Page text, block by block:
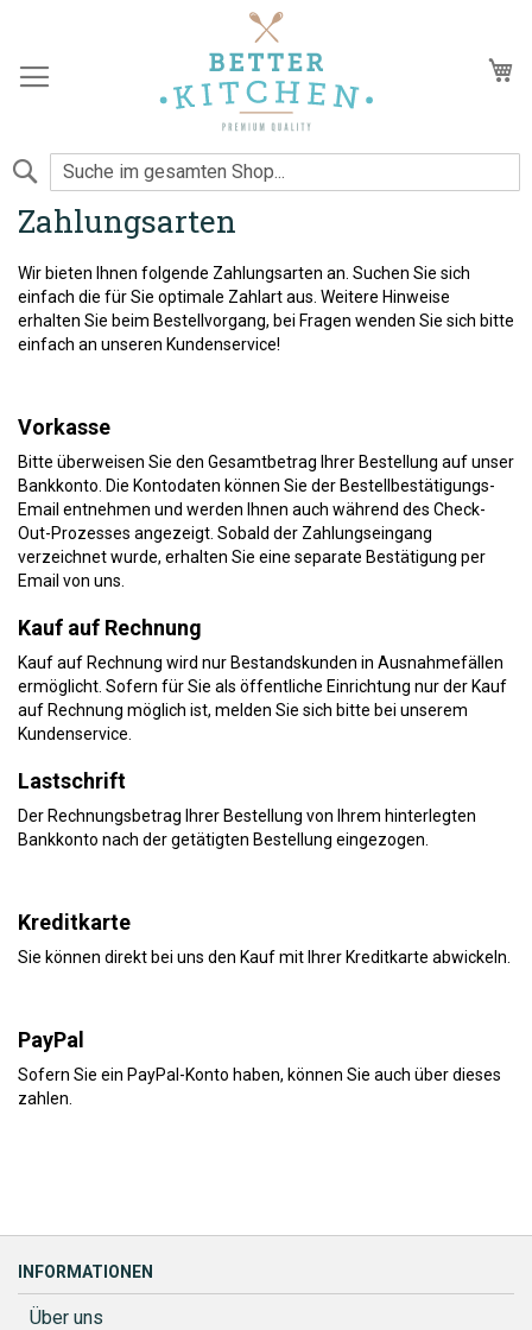
Suche
Zahlungsarten
Wir bieten Ihnen folgende Zahlungsarten an. Suchen Sie sich
einfach die für Sie optimale Zahlart aus. Weitere Hinweise
erhalten Sie beim Bestellvorgang, bei Fragen wenden Sie sich bitte
einfach an unseren Kundenservice!
Vorkasse
Bitte überweisen Sie den Gesamtbetrag Ihrer Bestellung auf unser
Bankkonto. Die Kontodaten können Sie der Bestellbestätigungs-
Email entnehmen und werden Ihnen auch während des Check-
Out-Prozesses angezeigt. Sobald der Zahlungseingang
verzeichnet wurde, erhalten Sie eine separate Bestätigung per
Email von uns.
Kauf auf Rechnung
Kauf auf Rechnung wird nur Bestandskunden in Ausnahmefällen
ermöglicht. Sofern für Sie als öffentliche Einrichtung nur der Kauf
auf Rechnung möglich ist, melden Sie sich bitte bei unserem
Kundenservice.
Lastschrift
Der Rechnungsbetrag Ihrer Bestellung von Ihrem hinterlegten
Bankkonto nach der getätigten Bestellung eingezogen.
Kreditkarte
Sie können direkt bei uns den Kauf mit Ihrer Kreditkarte abwickeln.
PayPal
Sofern Sie ein PayPal-Konto haben, können Sie auch über dieses
zahlen.
INFORMATIONEN
Über uns